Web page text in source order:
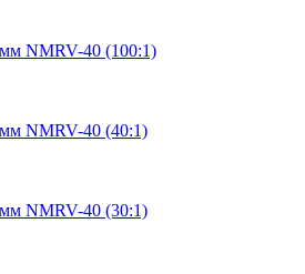
NMRV-40 (100:1)
NMRV-40 (40:1)
NMRV-40 (30:1)